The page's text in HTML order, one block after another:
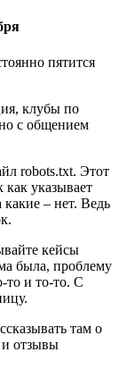
клубы по
с общением
robots.txt. Этот
указывает
– нет. Ведь
кейсы
была, проблему
то и то-то. С
там о
и отзывы